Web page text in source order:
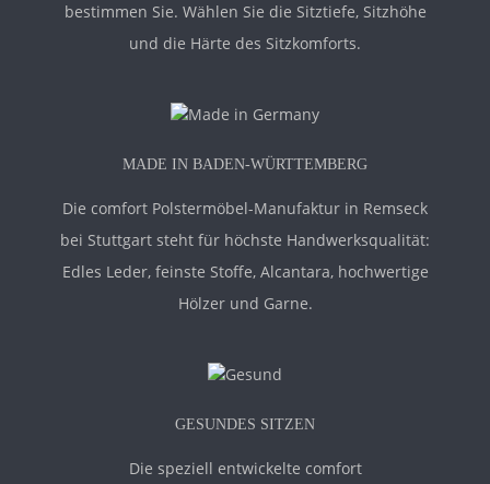
bestimmen Sie. Wählen Sie die Sitztiefe, Sitzhöhe
und die Härte des Sitzkomforts.
MADE IN BADEN-WÜRTTEMBERG
Die comfort Polstermöbel-Manufaktur in Remseck
bei Stuttgart steht für höchste Handwerksqualität:
Edles Leder, feinste Stoffe, Alcantara, hochwertige
Hölzer und Garne.
GESUNDES SITZEN
Die speziell entwickelte comfort